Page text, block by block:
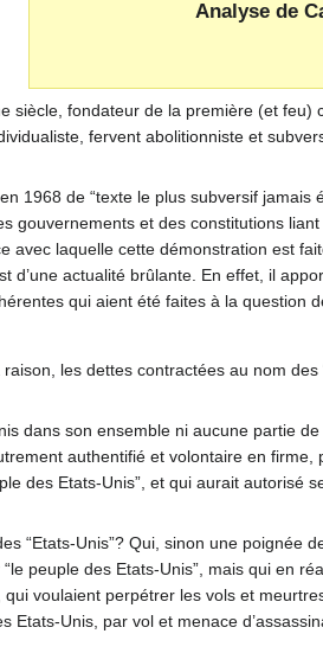
Analyse de
siècle, fondateur de la première (et feu)
fervent abolitionniste et
1968 de “texte le plus subversif jamais
gouvernements et des constitutions
avec laquelle cette démonstration est
d’une actualité brûlante. En effet, il
qui aient été faites à la question
les dettes contractées au nom des
dans son ensemble ni aucune partie de
authentifié et volontaire en firme,
des Etats-Unis”, et qui aurait autorisé
“Etats-Unis”? Qui, sinon une poignée
peuple des Etats-Unis”, mais qui en
voulaient perpétrer les vols et
Etats-Unis, par vol et menace